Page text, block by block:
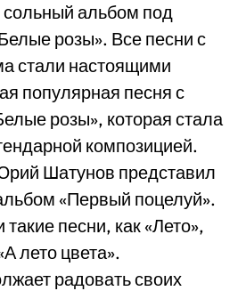
альбом под
розы». Все песни с
стали настоящими
популярная песня с
розы», которая стала
композицией.
Шатунов представил
«Первый поцелуй».
песни, как «Лето»,
лето цвета».
радовать своих